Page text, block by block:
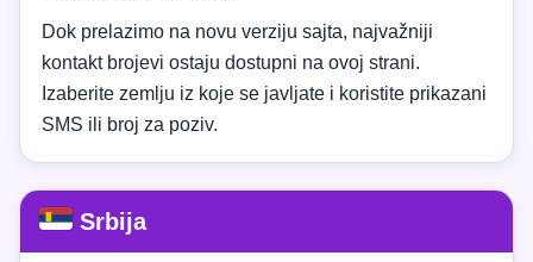
Dok prelazimo na novu verziju sajta, najvažniji
kontakt brojevi ostaju dostupni na ovoj strani.
Izaberite zemlju iz koje se javljate i koristite prikazani
SMS ili broj za poziv.
Srbija